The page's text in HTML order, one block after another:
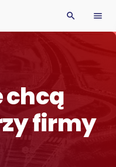
search menu
chcą
firmy